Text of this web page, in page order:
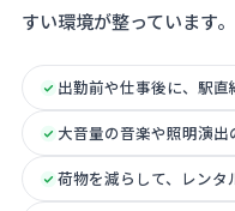
すい環境が整っています。
出勤前や仕事後に、駅
大音量の音楽や照明演
荷物を減らして、レン